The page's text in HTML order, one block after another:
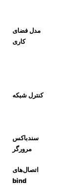
مدل فضای
کاری
کنترل شبکه
سندباکس
مرورگر
اتصال‌های
bind